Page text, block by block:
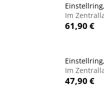
Im
61,90 €
Im
47,90 €